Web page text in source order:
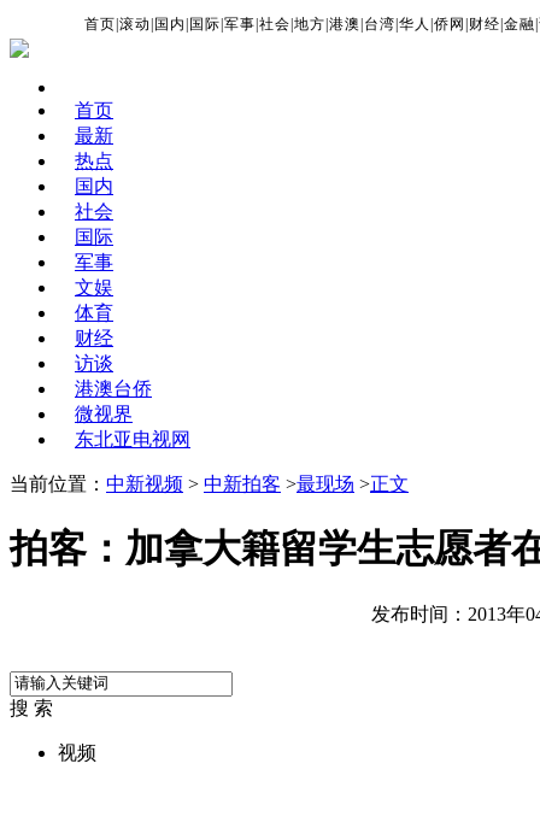
首页 |滚动 国内 国际 |军事 |社会 |地方 |港澳 台湾 |华人 |侨网 财经 |金融 |
首页
最新
热点
国内
社会
国际
军事
文娱
体育
财经
访谈
港澳台侨
微视界
东北亚电视网
当前位置： 中新视频 > 中新拍客 >最现场 >正文
拍客：加拿大籍留学生志愿者
发布时间：2013年
搜 索
视频